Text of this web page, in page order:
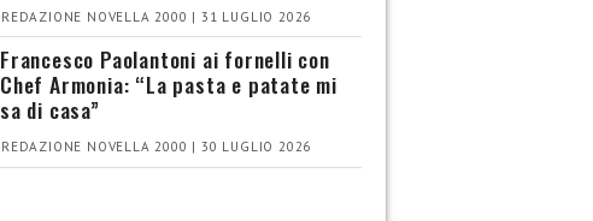
REDAZIONE NOVELLA 2000 | 31 LUGLIO 2026
Francesco Paolantoni ai fornelli con
Chef Armonia: “La pasta e patate mi
sa di casa”
REDAZIONE NOVELLA 2000 | 30 LUGLIO 2026